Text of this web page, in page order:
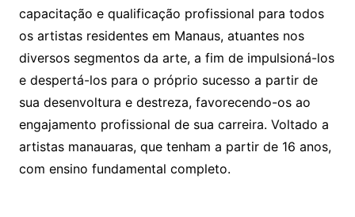
capacitação e qualificação profissional para todos
os artistas residentes em Manaus, atuantes nos
diversos segmentos da arte, a fim de impulsioná-los
e despertá-los para o próprio sucesso a partir de
sua desenvoltura e destreza, favorecendo-os ao
engajamento profissional de sua carreira. Voltado a
artistas manauaras, que tenham a partir de 16 anos,
com ensino fundamental completo.